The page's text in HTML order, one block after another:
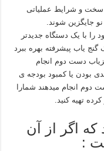
سخت و شرایط عملیاتی
جایگزین شوند.
را با یک دستگاه جدیدتر
یاب پیشرفته بهره ببرد
دست دوم انجام
بودن یا کمبود بودجه ی
انجام میدهند شمارا
تهیه کنید.
که اگر از آن
: